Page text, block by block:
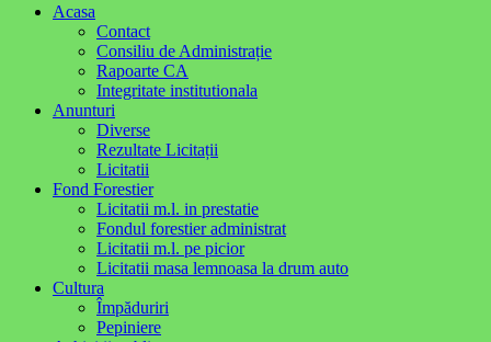
Acasa
Contact
Consiliu de Administrație
Rapoarte CA
Integritate institutionala
Anunturi
Diverse
Rezultate Licitații
Licitatii
Fond Forestier
Licitatii m.l. in prestatie
Fondul forestier administrat
Licitatii m.l. pe picior
Licitatii masa lemnoasa la drum auto
Cultura
Împăduriri
Pepiniere